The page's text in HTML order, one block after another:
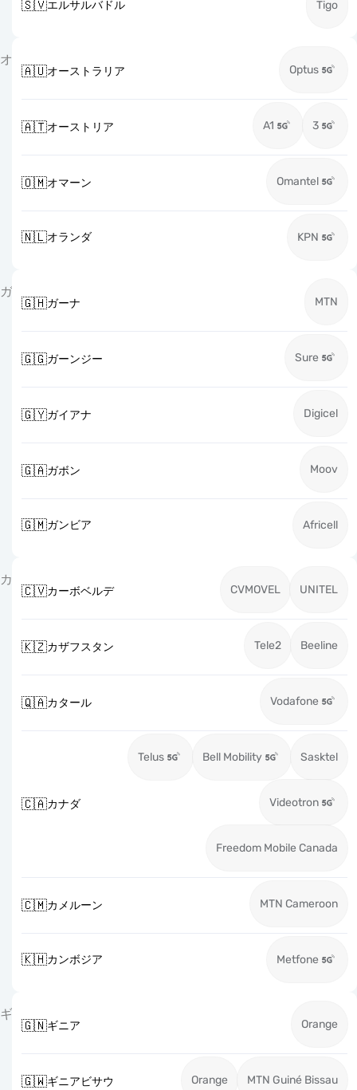
🇸🇻エルサルバドル Tigo
オ
🇦🇺オーストラリア Optus
🇦🇹オーストリア A1 3
🇴🇲オマーン Omantel
🇳🇱オランダ KPN
ガ
🇬🇭ガーナ MTN
🇬🇬ガーンジー Sure
🇬🇾ガイアナ Digicel
🇬🇦ガボン Moov
🇬🇲ガンビア Africell
カ
🇨🇻カーボベルデ CVMOVEL UNITEL
🇰🇿カザフスタン Tele2 Beeline
🇶🇦カタール Vodafone
🇨🇦カナダ
Telus Bell Mobility Sasktel
Videotron
Freedom Mobile Canada
🇨🇲カメルーン MTN Cameroon
🇰🇭カンボジア Metfone
ギ
🇬🇳ギニア Orange
🇬🇼ギニアビサウ Orange MTN Guiné Bissau